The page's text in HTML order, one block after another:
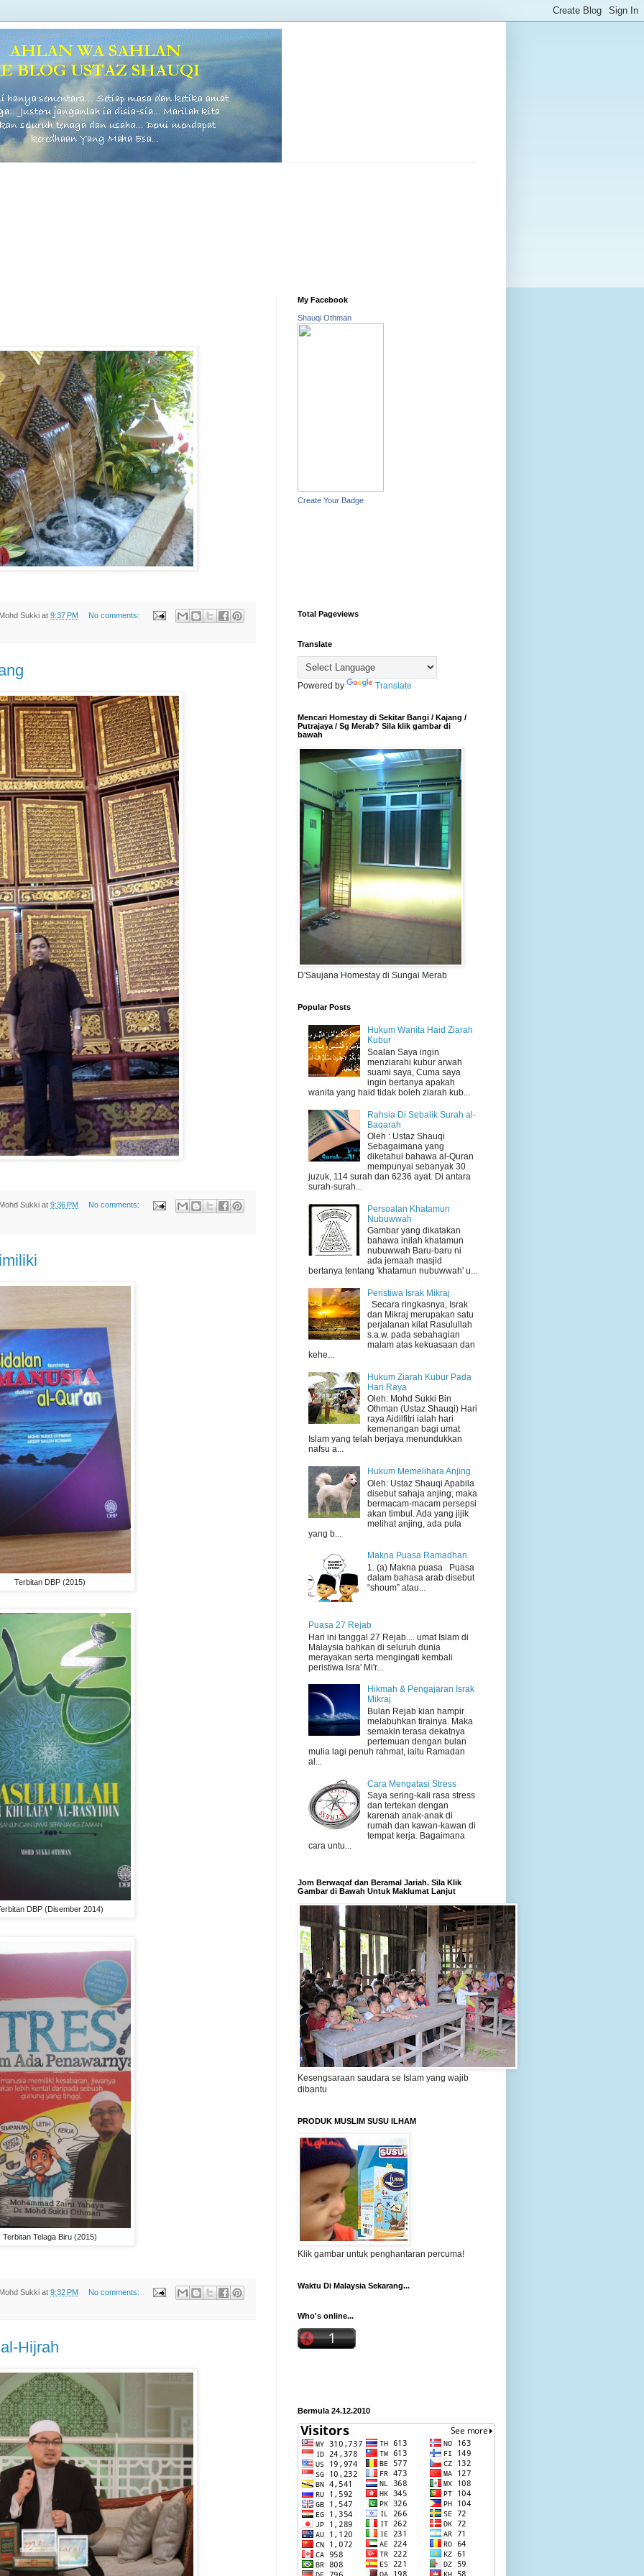
Sukki at 9:37 PM No comments:
Sukki at 9:36 PM No comments:
Terbitan DBP (2015)
DBP (Disember 2014)
Terbitan Telaga Biru (2015)
Sukki at 9:32 PM No comments:
Hijrah
My Facebook
Shauqi Othman
Create Your Badge
Total Pageviews
Translate
Powered by Translate
Mencari Homestay di Sekitar Bangi / Kajang /
Putrajaya / Sg Merab? Sila klik gambar di
bawah
D'Saujana Homestay di Sungai Merab
Popular Posts
Hukum Wanita Haid Ziarah
Kubur
Soalan Saya ingin
menziarahi kubur arwah
suami saya, Cuma saya
ingin bertanya apakah
wanita yang haid tidak boleh ziarah kub...
Rahsia Di Sebalik Surah al-
Baqarah
Oleh : Ustaz Shauqi
Sebagaimana yang
diketahui bahawa al-Quran
mempunyai sebanyak 30
juzuk, 114 surah dan 6236 ayat. Di antara
surah-surah...
Persoalan Khatamun
Nubuwwah
Gambar yang dikatakan
bahawa inilah khatamun
nubuwwah Baru-baru ni
ada jemaah masjid
bertanya tentang 'khatamun nubuwwah' u...
Peristiwa Israk Mikraj
Secara ringkasnya, Israk
dan Mikraj merupakan satu
perjalanan kilat Rasulullah
s.a.w. pada sebahagian
malam atas kekuasaan dan
kehe...
Hukum Ziarah Kubur Pada
Hari Raya
Oleh: Mohd Sukki Bin
Othman (Ustaz Shauqi) Hari
raya Aidilfitri ialah hari
kemenangan bagi umat
Islam yang telah berjaya menundukkan
nafsu a...
Hukum Memelihara Anjing
Oleh: Ustaz Shauqi Apabila
disebut sahaja anjing, maka
bermacam-macam persepsi
akan timbul. Ada yang jijik
melihat anjing, ada pula
yang b...
Makna Puasa Ramadhan
1. (a) Makna puasa . Puasa
dalam bahasa arab disebut
“shoum” atau...
Puasa 27 Rejab
Hari ini tanggal 27 Rejab.... umat Islam di
Malaysia bahkan di seluruh dunia
merayakan serta mengingati kembali
peristiwa Isra' Mi'r...
Hikmah & Pengajaran Israk
Mikraj
Bulan Rejab kian hampir
melabuhkan tirainya. Maka
semakin terasa dekatnya
pertemuan dengan bulan
mulia lagi penuh rahmat, iaitu Ramadan
al...
Cara Mengatasi Stress
Saya sering-kali rasa stress
dan tertekan dengan
karenah anak-anak di
rumah dan kawan-kawan di
tempat kerja. Bagaimana
cara untu...
Jom Berwaqaf dan Beramal Jariah. Sila Klik
Gambar di Bawah Untuk Maklumat Lanjut
Kesengsaraan saudara se Islam yang wajib
dibantu
PRODUK MUSLIM SUSU ILHAM
Klik gambar untuk penghantaran percuma!
Waktu Di Malaysia Sekarang...
Who's online...
Bermula 24.12.2010